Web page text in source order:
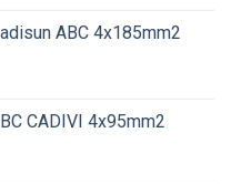
ABC 4x185mm2
CADIVI 4x95mm2